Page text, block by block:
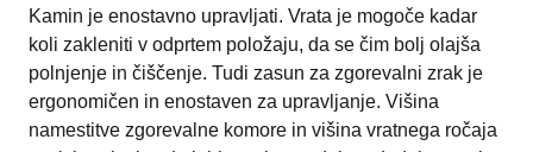
Kamin je enostavno upravljati. Vrata je mogoče kadar
koli zakleniti v odprtem položaju, da se čim bolj olajša
polnjenje in čiščenje. Tudi zasun za zgorevalni zrak je
ergonomičen in enostaven za upravljanje. Višina
namestitve zgorevalne komore in višina vratnega ročaja